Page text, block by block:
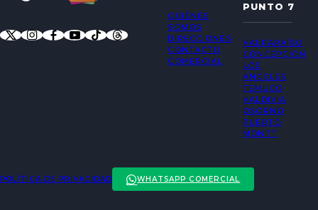
QUIÉNES
SOMOS
DIRECCIONES
CONTACTO
COMERCIAL
PUNTO 7
VALPARAÍSO
CONCEPCIÓN
LOS
ÁNGELES
TEMUCO
VALDIVIA
OSORNO
PUERTO
MONTT
POLÍTICA DE PRIVACIDAD WHATSAPP COMERCIAL